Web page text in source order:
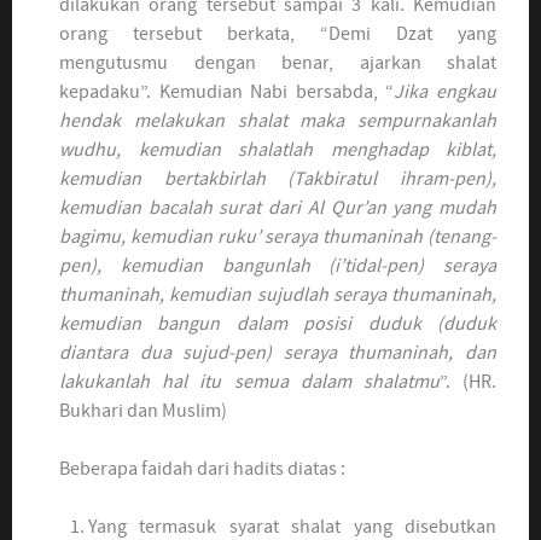
dilakukan orang tersebut sampai 3 kali. Kemudian
orang tersebut berkata, “Demi Dzat yang
mengutusmu dengan benar, ajarkan shalat
kepadaku”. Kemudian Nabi bersabda, “Jika engkau
hendak melakukan shalat maka sempurnakanlah
wudhu, kemudian shalatlah menghadap kiblat,
kemudian bertakbirlah (Takbiratul ihram-pen),
kemudian bacalah surat dari Al Qur’an yang mudah
bagimu, kemudian ruku’ seraya thumaninah (tenang-
pen), kemudian bangunlah (i’tidal-pen) seraya
thumaninah, kemudian sujudlah seraya thumaninah,
kemudian bangun dalam posisi duduk (duduk
diantara dua sujud-pen) seraya thumaninah, dan
lakukanlah hal itu semua dalam shalatmu”. (HR.
Bukhari dan Muslim)
Beberapa faidah dari hadits diatas :
Yang termasuk syarat shalat yang disebutkan